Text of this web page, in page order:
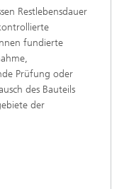
Restlebensdauer
fundierte
Prüfung oder
des Bauteils
der